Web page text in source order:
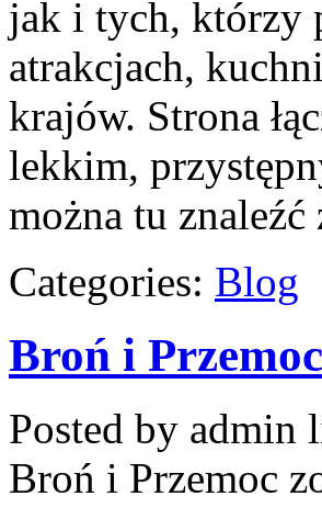
jak i tych, którzy
atrakcjach,
krajów. Strona
lekkim,
można tu
Categories: Blog
Broń i Przemoc
Posted by admin
Broń i Przemoc